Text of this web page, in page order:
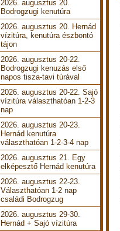
2026. augusztus 20.
Bodrogzugi kenutúra
2026. augusztus 20. Hernád
vízitúra, kenutúra észbontó
tájon
2026. augusztus 20-22.
Bodrogzugi kenuzás első
napos tisza-tavi túrával
2026. augusztus 20-22. Sajó
vízitúra választhatóan 1-2-3
nap
2026. augusztus 20-23.
Hernád kenutúra
választhatóan 1-2-3-4 nap
2026. augusztus 21. Egy
elképesztő Hernád kenutúra
2026. augusztus 22-23.
Választhatóan 1-2 nap
családi Bodrogzug
2026. augusztus 29-30.
Hernád + Sajó vízitúra